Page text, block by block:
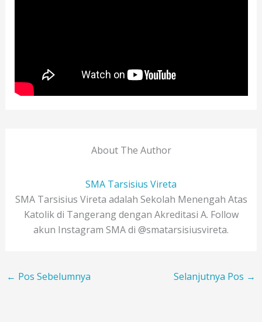
About The Author
SMA Tarsisius Vireta
SMA Tarsisius Vireta adalah Sekolah Menengah Atas
Katolik di Tangerang dengan Akreditasi A. Follow
akun Instagram SMA di @smatarsisiusvireta.
← Pos Sebelumnya Selanjutnya Pos →